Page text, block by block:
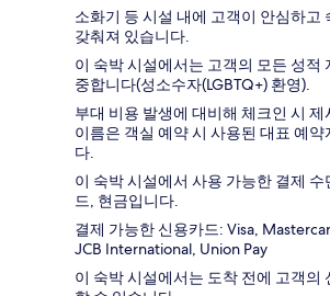
소화기 등 시설 내에 고객이 안심하고
갖춰져 있습니다.
이 숙박 시설에서는 고객의 모든 성적
중합니다(성소수자(LGBTQ+) 환영).
부대 비용 발생에 대비해 체크인 시
이름은 객실 예약 시 사용된 대표 예
다.
이 숙박 시설에서 사용 가능한 결제
드, 현금입니다.
결제 가능한 신용카드: Visa,
JCB International, Union Pay
이 숙박 시설에서는 도착 전에 고객의